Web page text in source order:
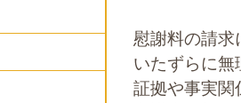
慰謝料の請求
いたずらに無
証拠や事実関